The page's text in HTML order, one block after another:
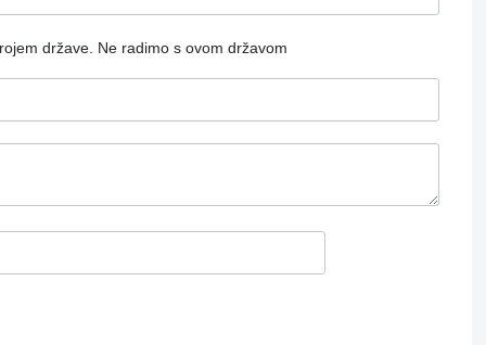
države. Ne radimo s ovom državom